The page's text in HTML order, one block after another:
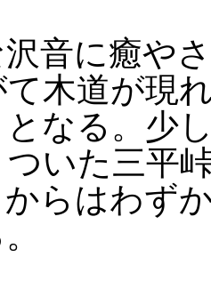
音に癒や
木道が現
となる。少
いた三平
らはわず